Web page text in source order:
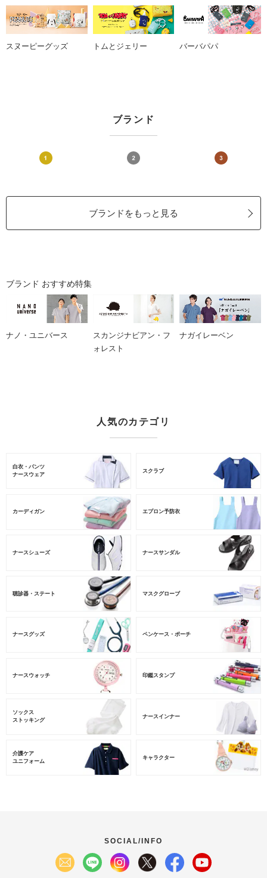
スヌーピーグッズ トムとジェリー バーバパパ
ブランド
ブランドをもっと見る
ブランド おすすめ特集
ナノ・ユニバース
スカンジナビアン・フ
ォレスト
ナガイレーベン
人気のカテゴリ
白衣・パンツ
ナースウェア
スクラブ
カーディガン エプロン予防衣
ナースシューズ ナースサンダル
聴診器・ステート マスクグローブ
ナースグッズ ペンケース・ポーチ
ナースウォッチ 印鑑スタンプ
ソックス
ストッキング
ナースインナー
介護ケア
ユニフォーム
キャラクター
SOCIAL/INFO